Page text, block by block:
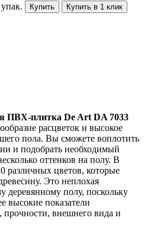
упак. Купить
Купить в 1 клик
ПВХ-плитка De Art DA 7033
расцветок и высокое
пола. Вы сможете воплотить
и подобрать необходимый
оттенков на полу. В
различных цветов, которые
Это неплохая
деревянному полу, поскольку
высокие показатели
прочности, внешнего вида и